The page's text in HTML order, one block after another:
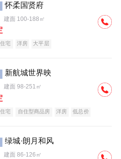
怀柔国贤府
建面 100-188㎡
宅 洋房 大平层
新航城世界映
建面 98-251㎡
宅 自住型商品房 洋房
低总价
绿城·朗月和风
建面 86-126㎡